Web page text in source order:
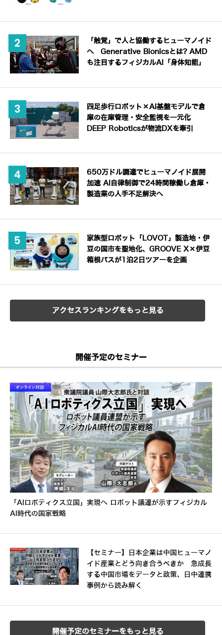
「触覚」で人と協働するヒューマノイド
へ Generative Bionicsとは? AMD
も注目するフィジカルAI「身体知能」
四足歩行ロボット×AI基盤モデルで倉
庫の在庫管理・安全監視を一元化
DEEP Roboticsが物流DXを牽引
650万ドル調達でヒューマノイド展開
加速 AI自律制御で24時間稼働し倉庫・
製造業の人手不足解決へ
家族型ロボット「LOVOT」製造地・伊
豆の国市を聖地化、GROOVE X×伊豆
箱根バスが1泊2日ツアーを企画
アクセスランキングをもっと見る
開催予定のセミナー
「AIロボティクス立国」実現へ ロボット議連が示すフィジカル
AI時代の国家戦略
【セミナー】日本企業は中国ヒューマノ
イド産業とどう向き合うべきか 急成長
する中国市場をデータと政策、日中連携
事例から読み解く
開催予定のセミナーをもっと見る